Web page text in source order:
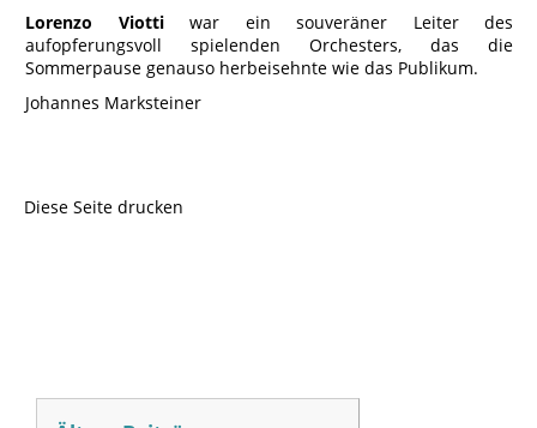
Lorenzo Viottiwar ein souveräner Leiter des
aufopferungsvoll spielenden Orchesters, das die
Sommerpause genauso herbeisehnte wie das Publikum.
Johannes Marksteiner
Diese Seite drucken